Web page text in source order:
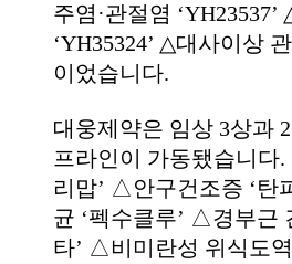
주염·관절염
‘YH35324’ △대사이상
이었습니다.
대웅제약은 임상 3상과
프라인이 가동됐습니다
리맙’ △안구건조증 ‘탄
균 ‘펙수클루’ △경부근
타’ △비미란성 위식도